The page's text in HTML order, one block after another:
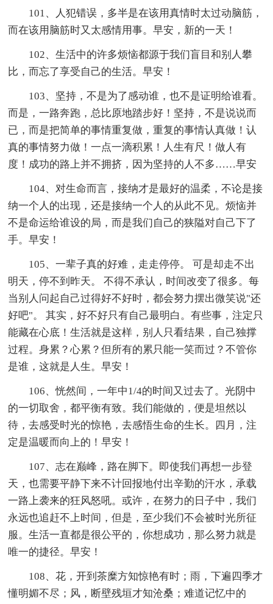
101、人犯错误，多半是在该用真情时太过动脑筋，
而在该用脑筋时又太感情用事。早安，新的一天！
102、生活中的许多烦恼都源于我们盲目和别人攀
比，而忘了享受自己的生活。早安！
103、坚持，不是为了感动谁，也不是证明给谁看。
而是，一路奔跑，总比原地踏步好！坚持，不是说说而
已，而是把简单的事情重复做，重复的事情认真做！认
真的事情努力做！一点一滴积累！人生有尺！做人有
度！成功的路上并不拥挤，因为坚持的人不多……早安
104、对生命而言，接纳才是最好的温柔，不论是接
纳一个人的出现，还是接纳一个人的从此不见。烦恼并
不是命运给谁设的局，而是我们自己的狭隘对自己下了
手。早安！
105、一辈子真的好难，走走停停。 可是却走不出
明天，停不到昨天。 不得不承认，时间改变了很多。每
当别人问起自己过得好不好时，都会努力摆出微笑说"还
好吧"。 其实，好不好只有自己最明白。有些事，注定只
能藏在心底！生活就是这样，别人只看结果，自己独撑
过程。身累？心累？但所有的累只能一笑而过？不管你
是谁，这就是人生。早安！
106、恍然间，一年中1/4的时间又过去了。光阴中
的一切取舍，都平衡有致。我们能做的，便是坦然以
待，去感受时光的惊艳，去感悟生命的生长。四月，注
定是温暖而向上的！早安！
107、志在巅峰，路在脚下。即使我们再想一步登
天，也需要平静下来不计回报地付出辛勤的汗水，承载
一路上袭来的狂风怒吼。或许，在努力的日子中，我们
永远也追赶不上时间，但是，至少我们不会被时光所征
服。生活一直都是很公平的，你想成功，那么努力就是
唯一的捷径。早安！
108、花，开到茶糜方知惊艳有时；雨，下遍四季才
懂明媚不尽；风，断壁残垣才知沧桑；难道记忆中的